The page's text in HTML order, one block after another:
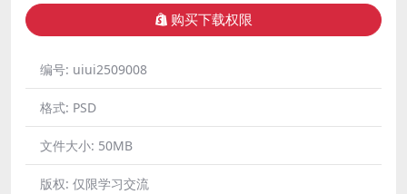
购买下载权限
编号: uiui2509008
格式: PSD
文件大小: 50MB
版权: 仅限学习交流